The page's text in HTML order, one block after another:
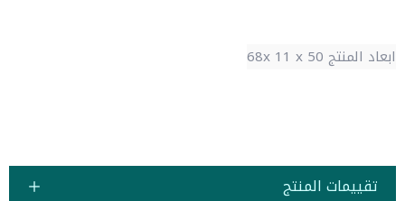
ابعاد المنتج 68x 11 x 50
تقييمات المنتج